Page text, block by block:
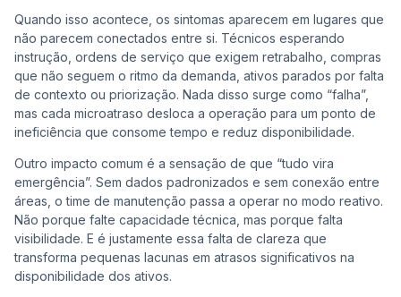
Quando isso acontece, os sintomas aparecem em lugares que
não parecem conectados entre si. Técnicos esperando
instrução, ordens de serviço que exigem retrabalho, compras
que não seguem o ritmo da demanda, ativos parados por falta
de contexto ou priorização. Nada disso surge como “falha”,
mas cada microatraso desloca a operação para um ponto de
ineficiência que consome tempo e reduz disponibilidade.
Outro impacto comum é a sensação de que “tudo vira
emergência”. Sem dados padronizados e sem conexão entre
áreas, o time de manutenção passa a operar no modo reativo.
Não porque falte capacidade técnica, mas porque falta
visibilidade. E é justamente essa falta de clareza que
transforma pequenas lacunas em atrasos significativos na
disponibilidade dos ativos.